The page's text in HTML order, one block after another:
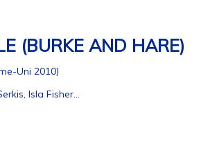
(BURKE AND HARE)
Uni 2010)
Isla Fisher...